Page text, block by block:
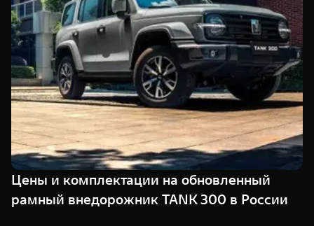
TANK 500
Веди за собой
от 6 499 000 ₽
TANK 700
Сила
от 10 199
ПОКУПКА АВТОМОБИЛЯ
TANK Финансы
Корпоративным клиентам
TANK ФИНАНСЫ
TANK Кредит
TANK Лизинг
TANK Страхование
Сервис
Специальные предложения
Моторные масла
ЦИФРОВЫЕ СЕРВИСЫ TANK
Цифровые сервисы TANK
Подписки
Цены и комплектации на обновленный
рамный внедорожник TANK 300 в России